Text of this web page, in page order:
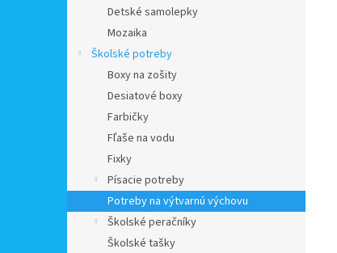
Detské samolepky
Mozaika
Školské potreby
Boxy na zošity
Desiatové boxy
Farbičky
Fľaše na vodu
Fixky
Písacie potreby
Potreby na výtvarnú výchovu
Školské peračníky
Školské tašky